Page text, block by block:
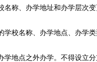
、办学地址和办学层次变
校名称、办学地点、办学类
地点之外办学。不得设立分